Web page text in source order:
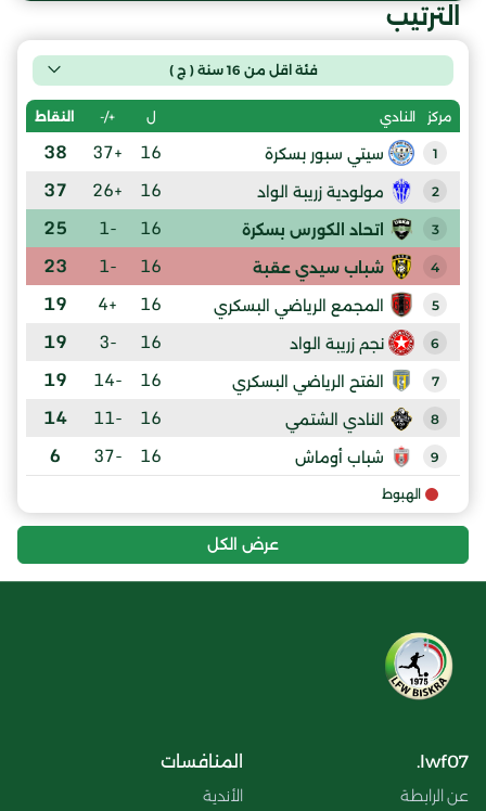
الترتيب
فئة اقل من 16 سنة ( ج )
مركز النادي ل +/- النقاط
1 سيتي سبور بسكرة 16
+37
38
2 مولودية زريبة الواد 16
+26
37
3 اتحاد الكورس بسكرة 16
-1
25
4 شباب سيدي عقبة 16
-1
23
5 المجمع الرياضي البسكري 16
+4
19
6 نجم زريبة الواد 16
-3
19
7 الفتح الرياضي البسكري 16
-14
19
8 النادي الشتمي 16
-11
14
9 شباب أوماش 16
-37
6
الهبوط
عرض الكل
lwf07.
عن الرابطة
المنافسات
الأندية